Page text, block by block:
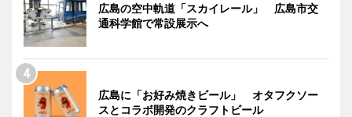
広島の空中軌道「スカイレール」 広島市交
通科学館で常設展示へ
広島に「お好み焼きビール」 オタフクソー
スとコラボ開発のクラフトビール